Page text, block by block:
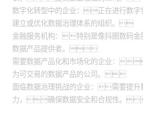
数字化转型中的企业：正在进行数
建立或优化数据治理体系的组织。
金融服务机构：特别是像抖圈数码金
数据产品提供者。
需要数据产品化和市场化的企业：
为可交易的数据产品的公司。
面临数据治理挑战的企业：需要提升
力，确保数据安全和合规性。